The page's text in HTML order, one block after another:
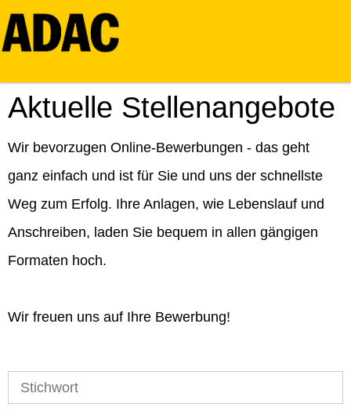
Aktuelle Stellenangebote
Wir bevorzugen Online-Bewerbungen - das geht
ganz einfach und ist für Sie und uns der schnellste
Weg zum Erfolg. Ihre Anlagen, wie Lebenslauf und
Anschreiben, laden Sie bequem in allen gängigen
Formaten hoch.
Wir freuen uns auf Ihre Bewerbung!